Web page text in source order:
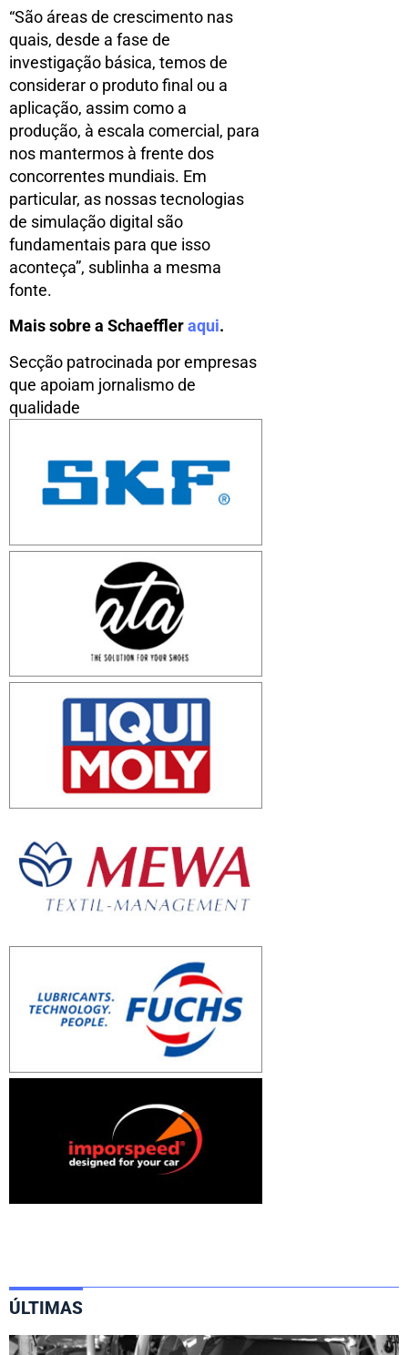
“São áreas de crescimento nas
quais, desde a fase de
investigação básica, temos de
considerar o produto final ou a
aplicação, assim como a
produção, à escala comercial, para
nos mantermos à frente dos
concorrentes mundiais. Em
particular, as nossas tecnologias
de simulação digital são
fundamentais para que isso
aconteça”, sublinha a mesma
fonte.
Mais sobre a Schaeffleraqui.
Secção patrocinada por empresas
que apoiam jornalismo de
qualidade
ÚLTIMAS